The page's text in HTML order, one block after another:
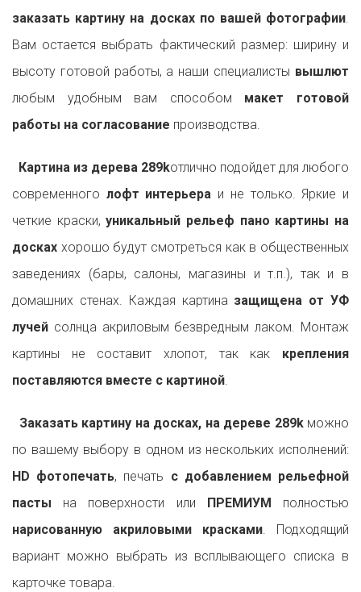
заказать картину на досках по вашей фотографии.
Вам остается выбрать фактический размер: ширину и
высоту готовой работы, а наши специалисты вышлют
любым удобным вам способом макет готовой
работы на согласование производства.
Картина из дерева 289kотлично подойдет для любого
современного лофт интерьера и не только. Яркие и
четкие краски,уникальный рельеф пано картины на
досках хорошо будут смотреться как в общественных
заведениях (бары, салоны, магазины и т.п.), так и в
домашних стенах. Каждая картина защищена от УФ
лучей солнца акриловым безвредным лаком. Монтаж
картины не составит хлопот, так как крепления
поставляются вместе с картиной.
Заказать картину на досках, на дереве 289kможно
по вашему выбору в одном из нескольких исполнений:
HD фотопечать, печать с добавлением рельефной
пасты на поверхности или ПРЕМИУМ
полностью
нарисованную акриловыми красками. Подходящий
вариант можно выбрать из всплывающего списка в
карточке товара.